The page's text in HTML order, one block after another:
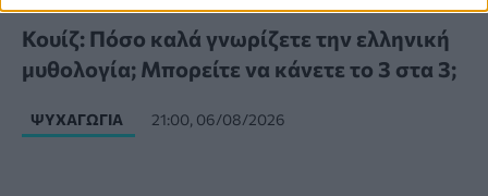
Κουίζ: Πόσο καλά γνωρίζετε την ελληνική
μυθολογία; Μπορείτε να κάνετε το 3 στα 3;
ΨΥΧΑΓΩΓΊΑ 21:00, 06/08/2026